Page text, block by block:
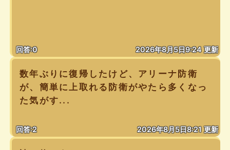
回答:0 2026年8月5日9:24 更新
数年ぶりに復帰したけど、アリーナ防衛
が、簡単に上取れる防衛がやたら多くなっ
た気がす...
回答:2 2026年8月5日8:21 更新